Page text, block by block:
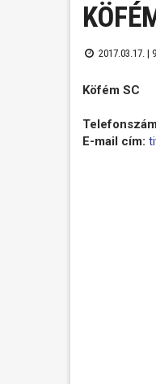
2017.03.17. |
Köfém SC
E-mail cím: